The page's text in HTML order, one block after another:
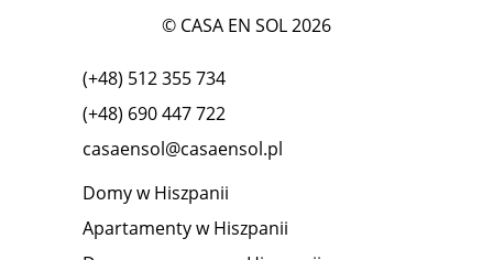
© CASA EN SOL 2026
(+48) 512 355 734
(+48) 690 447 722
casaensol@casaensol.pl
Domy w Hiszpanii
Apartamenty w Hiszpanii